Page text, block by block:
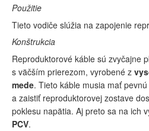
Použitie
Tieto vodiče slúžia na zapojenie
Konštrukcia
Reproduktorové káble sú zvyčajne
s väčším prierezom, vyrobené z
mede. Tieto káble musia mať
a zaistiť reproduktorovej zostave
poklesu napätia. Aj preto sa na ich
PCV.